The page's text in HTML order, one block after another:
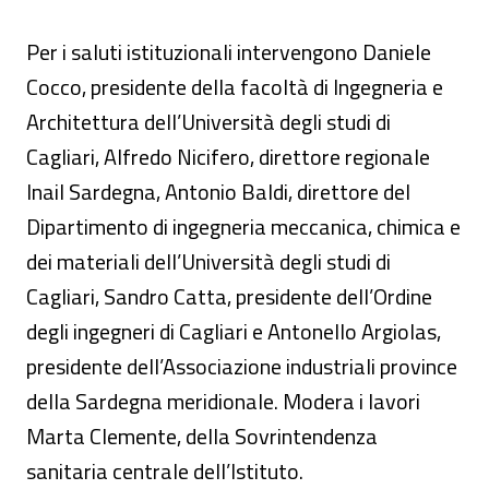
Per i saluti istituzionali intervengono Daniele
Cocco, presidente della facoltà di Ingegneria e
Architettura dell’Università degli studi di
Cagliari, Alfredo Nicifero, direttore regionale
Inail Sardegna, Antonio Baldi, direttore del
Dipartimento di ingegneria meccanica, chimica e
dei materiali dell’Università degli studi di
Cagliari, Sandro Catta, presidente dell’Ordine
degli ingegneri di Cagliari e Antonello Argiolas,
presidente dell’Associazione industriali province
della Sardegna meridionale. Modera i lavori
Marta Clemente, della Sovrintendenza
sanitaria centrale dell’Istituto.